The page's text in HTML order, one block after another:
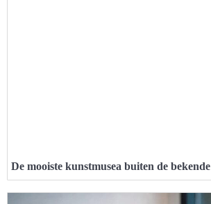
De mooiste kunstmusea buiten de